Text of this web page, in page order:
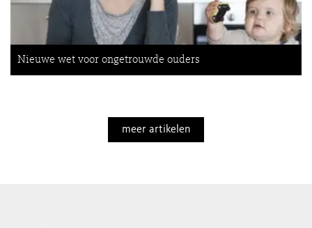
Nieuwe wet voor ongetrouwde ouders
meer artikelen